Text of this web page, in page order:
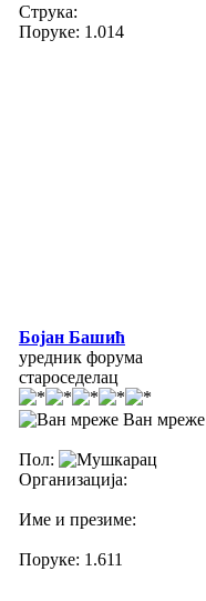
Струка:
Поруке: 1.014
Бојан Башић
уредник форума
староседелац
Ван мреже
Пол:
Организација:
Име и презиме:
Поруке: 1.611